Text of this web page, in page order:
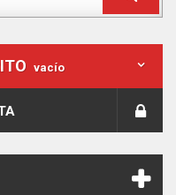
vacío